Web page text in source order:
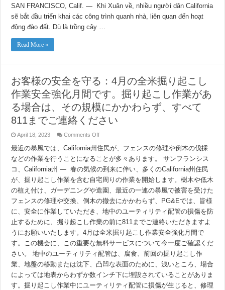
hàng:
Tháng
4
Tháng
nhắc
nhở
mọi
người
hãy
gọi
số
trước
tiến
hành
tất
cả
các
công
trình
đào
đất,
bất
kể
quy
mô
lớn
hay
nhỏ
SAN FRANCISCO, Calif. — Khi Xuân về, nhiều người dân California
sẽ bắt đầu triển khai các công trình quanh nhà, liên quan đến hoạt
động đào đất. Dù là trồng cây …
Read More »
お客様の安全を守る：4月の全米掘り起こし
作業安全強化月間です。掘り起こし作業があ
る場合は、その規模にかかわらず、すべて
811までご連絡ください
April 18, 2023 Comments Offon
客
様
の
安
全
を
守
る：
月
の
全
米
掘
り
起
こ
し
作
最近の暴風では、California州住民が、フェンスの修理や倒木の伐採
などの作業を行うことになることが多々あります。 サンフランシス
コ、California州 — 春の気候の到来に伴い、多くのCalifornia州住民
が、掘り起こし作業を含む自宅周りの作業を開始します。樹木や低木
の植え付け、ガーデニングや造園、最近の一連の暴風で被害を受けた
フェンスの修理や交換、倒木の撤去にかかわらず、PG&Eでは、皆様
に、安全に作業していただき、地中のユーティリティ配管の損傷を防
止するために、掘り起こし作業の前に811までご連絡いただきますよ
うにお願いいたします。4月は全米掘り起こし作業安全強化月間で
す。この機会に、この重要な無料サービスについて今一度ご確認くだ
さい。 地中のユーティリティ配管は、腐食、前回の掘り起こし作
業、地盤の移動または沈下、凸凹な表面のために、浅いところ、場合
によっては地表からわずか数インチ下に埋設されていることがありま
す。掘り起こし作業中にユーティリティ配管に損傷が生じると、修理